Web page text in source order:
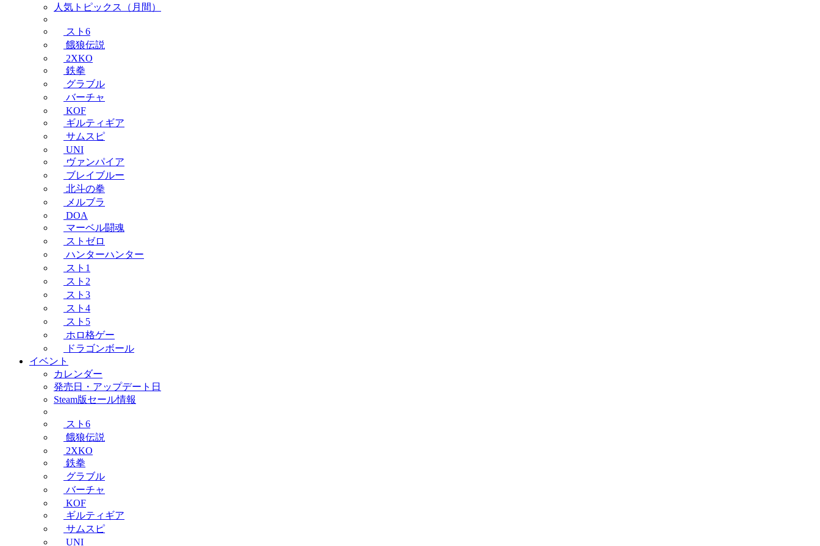
人気トピックス（月間）
スト6
餓狼伝説
2XKO
鉄拳
グラブル
バーチャ
KOF
ギルティギア
サムスピ
UNI
ヴァンパイア
ブレイブルー
北斗の拳
メルブラ
DOA
マーベル闘魂
ストゼロ
ハンターハンター
スト1
スト2
スト3
スト4
スト5
ホロ格ゲー
ドラゴンボール
イベント
カレンダー
発売日・アップデート日
Steam版セール情報
スト6
餓狼伝説
2XKO
鉄拳
グラブル
バーチャ
KOF
ギルティギア
サムスピ
UNI